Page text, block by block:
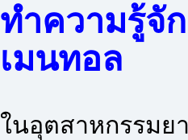
ทำความรู้จั
เมนทอล
ในอุตสาหกรรมย